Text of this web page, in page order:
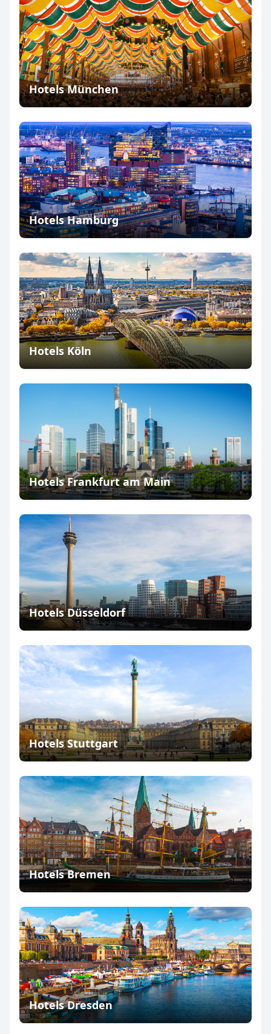
Hotels München
Hotels Hamburg
Hotels Köln
Hotels Frankfurt am Main
Hotels Düsseldorf
Hotels Stuttgart
Hotels Bremen
Hotels Dresden